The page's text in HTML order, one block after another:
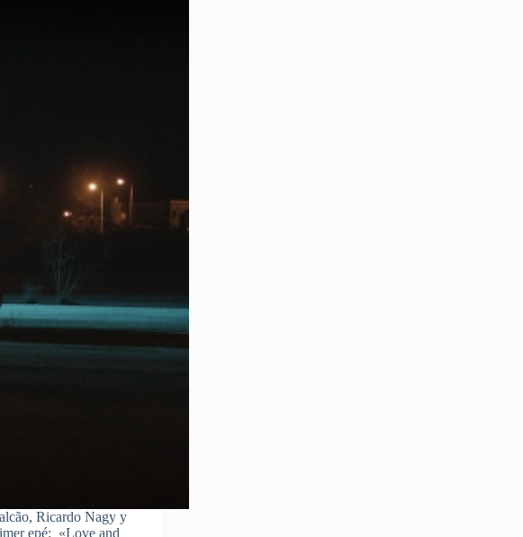
Ricardo Nagy y
epé: «Love and